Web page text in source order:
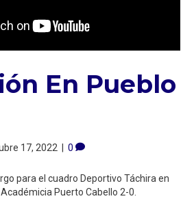
En Pueblo
17, 2022 0
para el cuadro Deportivo Táchira en
Puerto Cabello 2-0.